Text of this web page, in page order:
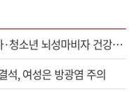
성마비자 건강보험 확대 적용
, 여성은 방광염 주의